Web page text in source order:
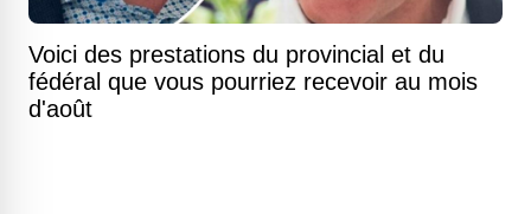
Voici des prestations du provincial et du
fédéral que vous pourriez recevoir au mois
d'août